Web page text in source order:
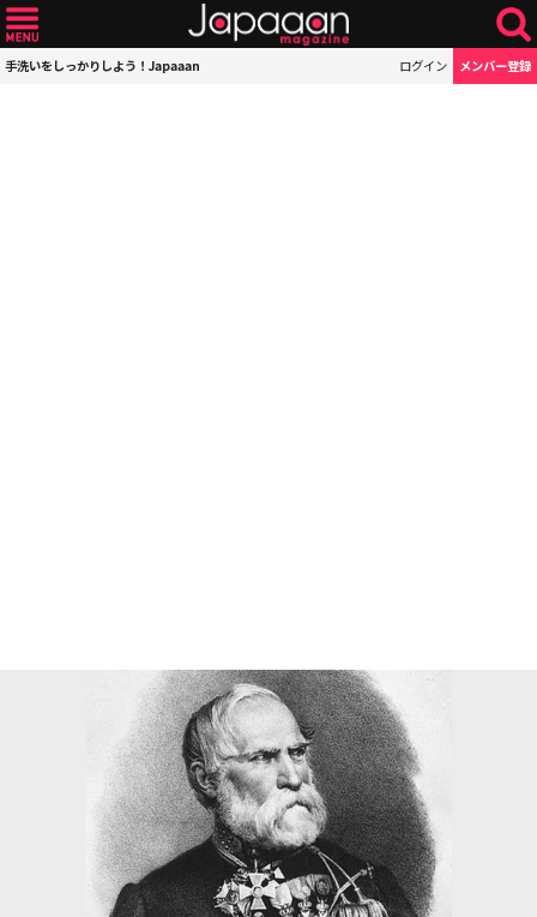
手洗いをしっかりしよう！Japaaan ログイン メンバー登録